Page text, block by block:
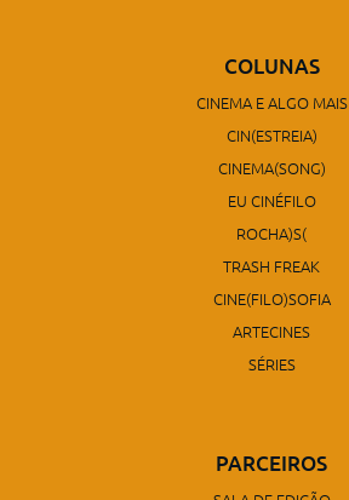
COLUNAS
CINEMA E ALGO MAIS
CIN(ESTREIA)
CINEMA(SONG)
EU CINÉFILO
ROCHA)S(
TRASH FREAK
CINE(FILO)SOFIA
ARTECINES
SÉRIES
PARCEIROS